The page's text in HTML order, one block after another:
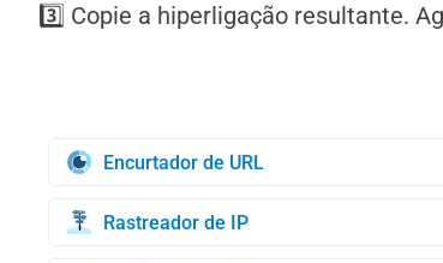
3️⃣ Copie a hiperligação resultante.
Encurtador de URL
Rastreador de IP